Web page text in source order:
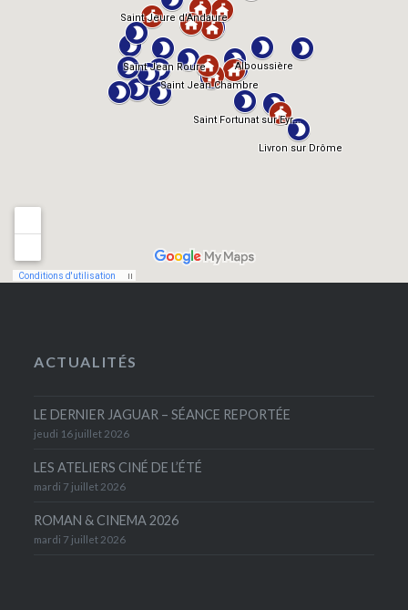
ACTUALITÉS
LE DERNIER JAGUAR – SÉANCE REPORTÉE
jeudi 16 juillet 2026
LES ATELIERS CINÉ DE L’ÉTÉ
mardi 7 juillet 2026
ROMAN & CINEMA 2026
mardi 7 juillet 2026